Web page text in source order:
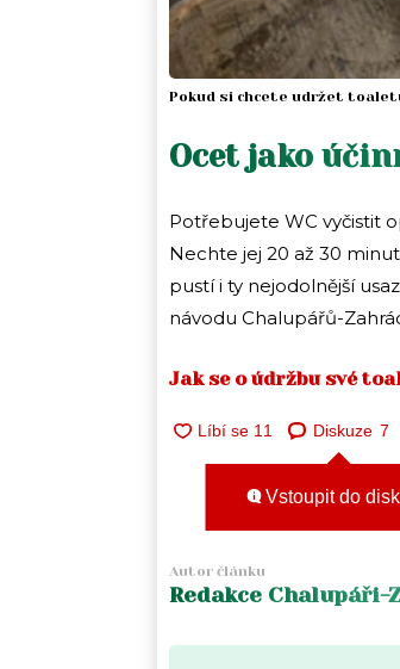
Pokud si chcete udržet
Ocet jako
Potřebujete WC vyčistit
Nechte jej 20 až 30
pustí i ty nejodolnější
návodu Chalupářů-
Jak se o údržbu své
Diskuze 7
Vstoupit do
Autor článku
Redakce Chalupáři-